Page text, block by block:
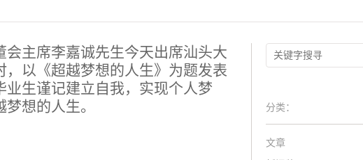
会主席李嘉诚先生今天出席汕头大
，以《超越梦想的人生》为题发表
业生谨记建立自我，实现个人梦
想的人生。
分类：
文章